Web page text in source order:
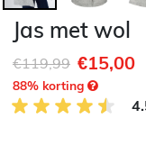
Jas met wol
Afgeprijsd van
€119,99naar
€15,00
88% korting
4.5 van 5